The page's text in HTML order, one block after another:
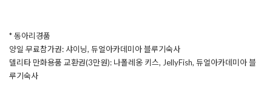
* 동아리경품
양일 무료참가권: 샤이닝, 듀얼아카데미아 블루기숙사
델리타 만화용품 교환권(3만원): 나폴레옹 키스, JellyFish, 듀얼아카데미아 블
루기숙사